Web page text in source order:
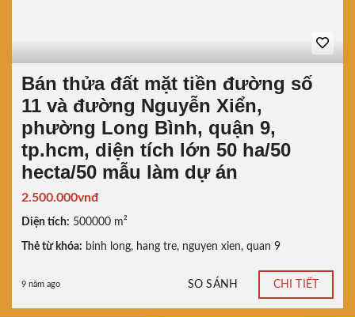
Bán thửa đất mặt tiền đường số
11 và đường Nguyễn Xiển,
phường Long Bình, quận 9,
tp.hcm, diện tích lớn 50 ha/50
hecta/50 mẫu làm dự án
2.500.000vnđ
Diện tích: 500000 m²
Thẻ từ khóa: binh long, hang tre, nguyen xien, quan 9
9 năm ago SO SÁNH CHI TIẾT